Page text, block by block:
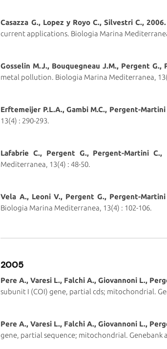
Casazza G., Lopez y Royo C., Silvestri C.,
current applications. Biologia Marina
Gosselin M.J., Bouquegneau J.M., Pergent
metal pollution. Biologia Marina Mediterranea,
Erftemeijer P.L.A., Gambi M.C., Pergent-Martini
13(4) : 290-293.
Lafabrie C., Pergent G., Pergent-Martini
Mediterranea, 13(4) : 48-50.
Vela A., Leoni V., Pergent G., Pergent-Martini
Biologia Marina Mediterranea, 13(4) : 102-106.
2005
Pere A., Varesi L., Falchi A., Giovannoni L.,
subunit I (COI) gene, partial cds; mitochondrial.
Pere A., Varesi L., Falchi A., Giovannoni L.,
gene, partial sequence; mitochondrial. Genebank